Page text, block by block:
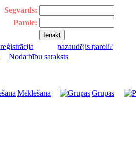
Segvārds:
Parole:
reģistrācija
pazaudējis paroli?
Nodarbību saraksts
Meklēšana Grupas